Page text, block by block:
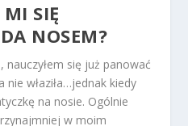
SIĘ
NOSEM?
się już panować
właziła…jednak kiedy
na nosie. Ogólnie
w moim